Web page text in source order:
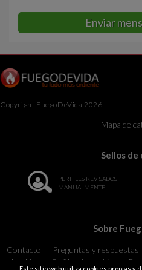
Enviar
Copyright FuegoDeVida 2026
Mapa de
Sellos de
PERFILES REVISADOS
MANUALMENTE
Sobre
Contacto Preguntas y respuestas
privacidad
Política de cookies Blog